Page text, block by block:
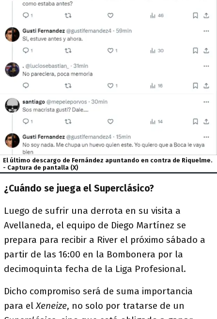
El último descargo de Fernández apuntando en contra de Riquelme.
- Captura de pantalla (X)
¿Cuándo se juega el Superclásico?
Luego de sufrir una derrota en su visita a
Avellaneda, el equipo de Diego Martínez se
prepara para recibir a River el próximo sábado a
partir de las 16:00 en la Bombonera por la
decimoquinta fecha de la Liga Profesional.
Dicho compromiso será de suma importancia
para elXeneize, no solo por tratarse de un